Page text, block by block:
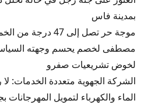
بمدينة فاس
موجة حر تصل إلى 47 درجة من الخميس حتى السبت
مصطفى لخصم يحسم وجهته
لخوض تشريعيات صفرو
الشركة الجهوية متعددة الخدمات:
الماء والكهرباء لتمويل